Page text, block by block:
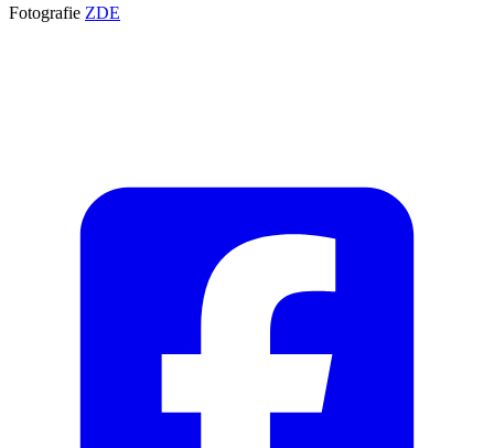
Fotografie ZDE